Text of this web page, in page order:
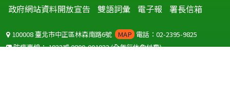
政府網站資料開放宣告
雙語詞彙 電子報 署長信箱
100008 臺北市中正區林森南路6號 MAP 電話：02-2395-9825
防疫專線：1922或0800-001922(全年無休免付費)